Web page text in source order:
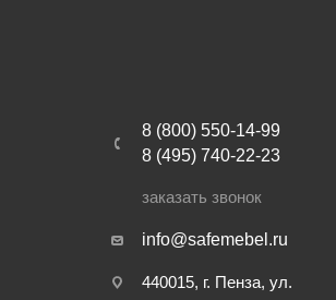
8 (800) 550-14-99
8 (495) 740-22-23
заказать звонок
info@safemebel.ru
440015, г. Пенза, ул.